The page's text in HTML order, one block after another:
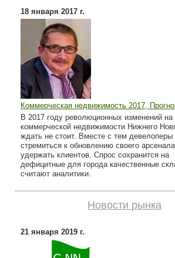
18 января 2017 г.
Коммерческая недвижимость 2017,
В 2017 году революционных изменений на
коммерческой недвижимости Нижнего
ждать не стоит. Вместе с тем девелоперы
стремиться к обновлению своего
удержать клиентов. Спрос сохранится на
дефицитные для города качественные
считают аналитики.
Новости рынка
21 января 2019 г.